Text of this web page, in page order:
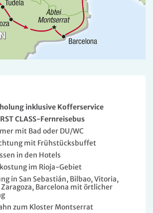
inklusive Kofferservice
CLASS-Fernreisebus
mit Bad oder DU/WC
mit Frühstücksbuffet
in den Hotels
im Rioja-Gebiet
in San Sebastián, Bilbao, Vitoria,
Barcelona mit örtlicher
zum Kloster Montserrat